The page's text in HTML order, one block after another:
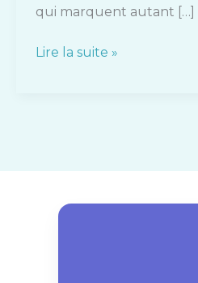
qui marquent autant […]
Lire la suite »